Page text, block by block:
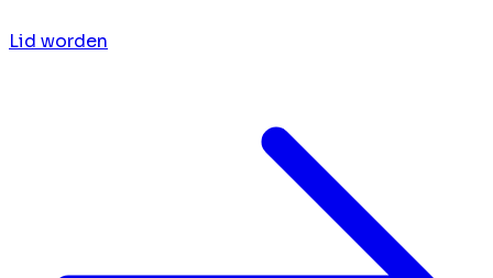
Lid worden